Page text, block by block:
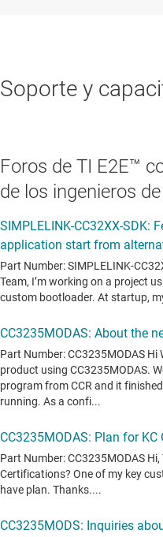
Soporte y
Foros de TI E2E™
de los ingenieros